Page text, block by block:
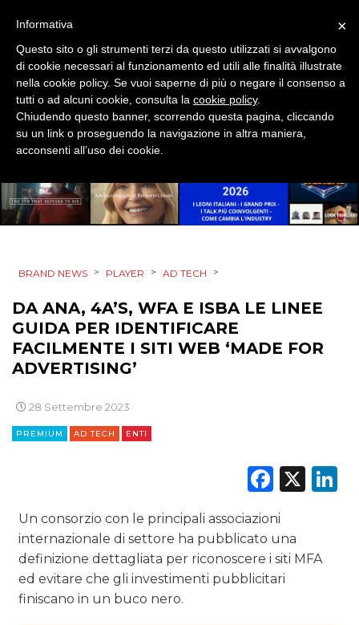
MOBILE
PROMOZIONI
PRODOTTI
PUNTI VENDITA
CSR
CINEMA
BRAND NEWS > PLAYER > AD TECH >
DA ANA, 4A’S, WFA E ISBA LE LINEE
GUIDA PER IDENTIFICARE
FACILMENTE I SITI WEB ‘MADE FOR
ADVERTISING’
28 Settembre 2023
PREMIUM AD TECH ENTI
X
Un consorzio con le principali associazioni
internazionale di settore ha pubblicato una
definizione dettagliata per riconoscere i siti MFA
ed evitare che gli investimenti pubblicitari
finiscano in un buco nero.
×
Informativa
Questo sito o gli strumenti terzi da questo utilizzati si avvalgono
di cookie necessari al funzionamento ed utili alle finalità illustrate
nella cookie policy. Se vuoi saperne di più o negare il consenso a
tutti o ad alcuni cookie, consulta la cookie policy.
Chiudendo questo banner, scorrendo questa pagina, cliccando
su un link o proseguendo la navigazione in altra maniera,
acconsenti all’uso dei cookie.